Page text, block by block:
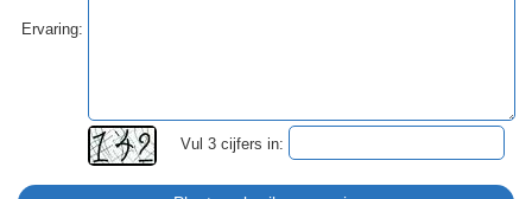
Ervaring:
Vul 3 cijfers in: